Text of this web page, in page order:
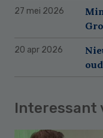
27 mei 2026
20 apr 2026
Interessant